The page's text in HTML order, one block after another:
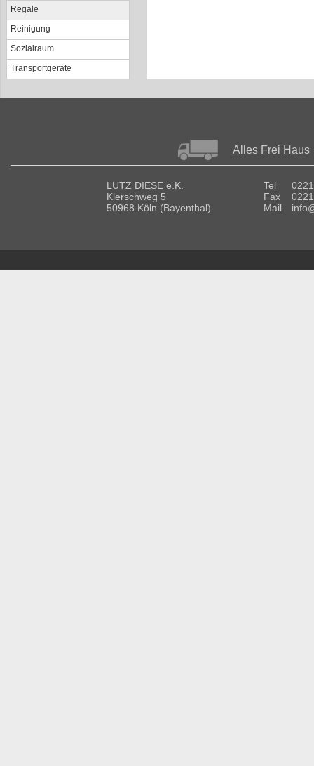
Regale
Reinigung
Sozialraum
Transportgeräte
Alles Frei Haus
LUTZ DIESE e.K.
Klerschweg 5
50968 Köln (Bayenthal)
Tel
Fax
Mail